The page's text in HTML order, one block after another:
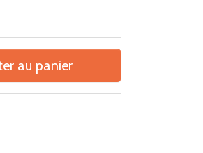
au panier